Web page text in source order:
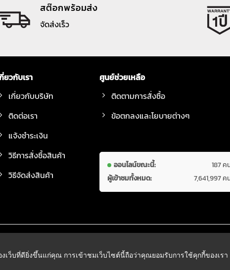
สต๊อกพร้อมส่ง
จัดส่งเร็ว
ยวกับเรา
เกี่ยวกับบริษัท
ติดต่อเรา
แจ้งชำระเงิน
วิธีการสั่งซื้อสินค้า
วิธีจัดส่งสินค้า
ศูนย์ช่วยเหลือ
ติดตามการสั่งซื้อ
ข้อตกลงและโยบายต่างๆ
ออนไลน์ขณะนี้:
187 ค
ผู้เข้าชมทั้งหมด:
7,641,997 ค
เว็บที่ดียิ่งขึ้นแก่คุณ การเข้าชมเว็บไซต์นี้ถือว่าคุณยอมรับการใช้คุกกี้ของเรา